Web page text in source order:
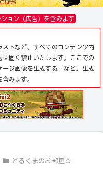
ョン（広告）を含みます
トなど、すべてのコンテンツ内
固く禁止いたします。ここでの
ージ画像を生成する」など、生成
みます。
どるくまのお部屋☆